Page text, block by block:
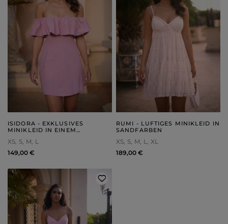
ISIDORA - EXKLUSIVES
MINIKLEID IN EINEM
XS S M L
149,00 €
RUMI - LUFTIGES MINIKLEID IN
SANDFARBEN
XS S M L
XL
189,00 €